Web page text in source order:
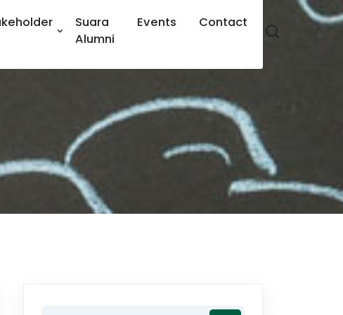
Suara
Alumni
Events Contact